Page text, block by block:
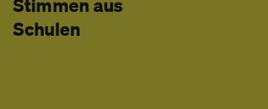
Schulen